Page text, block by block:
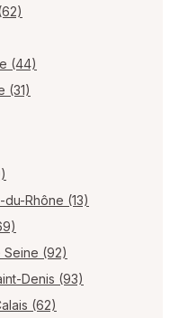
(44)
(31)
Rhône (13)
Seine (92)
Denis (93)
(62)